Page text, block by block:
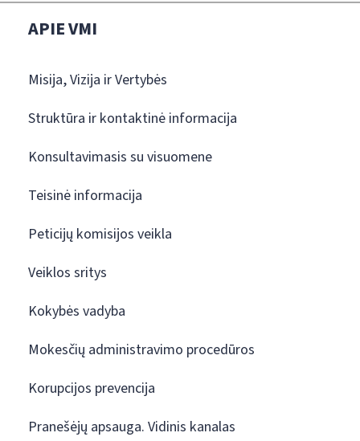
APIE VMI
Misija, Vizija ir Vertybės
Struktūra ir kontaktinė informacija
Konsultavimasis su visuomene
Teisinė informacija
Peticijų komisijos veikla
Veiklos sritys
Kokybės vadyba
Mokesčių administravimo procedūros
Korupcijos prevencija
Pranešėjų apsauga. Vidinis kanalas